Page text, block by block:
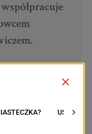
a zespołową